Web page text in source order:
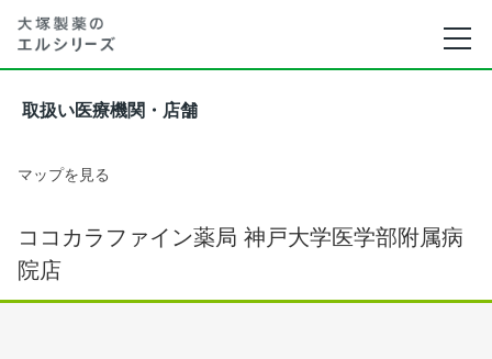
取扱い医療機関・店舗
マップを見る
ココカラファイン薬局 神戸大学医学部附属病
院店